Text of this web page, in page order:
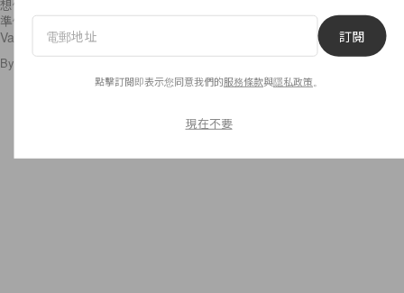
想像一下完美的假日，應該就是在海邊悠閒的度過，在度假之前，我們會
準備不少度假時候可以用到的草帽、拖鞋或是太陽眼鏡之類的度假單品。
Vans 深知我們的喜好，是次推出的系列就是結合了 vans
By
訂閱
點擊訂閱即表示您同意我們的服務條款與隱私政策
現在不要